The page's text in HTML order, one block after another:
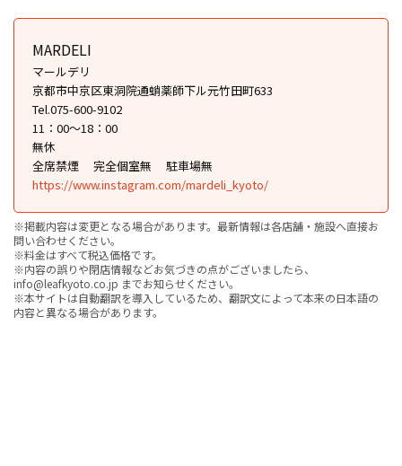
MARDELI
マールデリ
京都市中京区東洞院通蛸薬師下ル元竹田町633
Tel.075-600-9102
11：00～18：00
無休
全席禁煙
完全個室無
駐車場無
https://www.instagram.com/mardeli_kyoto/
※掲載内容は変更となる場合があります。最新情報は各店舗・施設へ直接お
問い合わせください。
※料金はすべて税込価格です。
※内容の誤りや閉店情報などお気づきの点がございましたら、
info@leafkyoto.co.jp までお知らせください。
※本サイトは自動翻訳を導入しているため、翻訳文によって本来の日本語の
内容と異なる場合があります。